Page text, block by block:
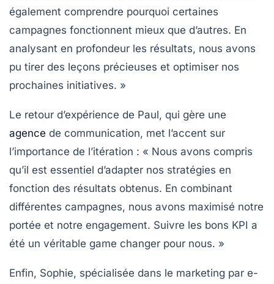
également comprendre pourquoi certaines
campagnes fonctionnent mieux que d’autres. En
analysant en profondeur les résultats, nous avons
pu tirer des leçons précieuses et optimiser nos
prochaines initiatives. »
Le retour d’expérience de Paul, qui gère une
agence de communication, met l’accent sur
l’importance de l’itération : « Nous avons compris
qu’il est essentiel d’adapter nos stratégies en
fonction des résultats obtenus. En combinant
différentes campagnes, nous avons maximisé notre
portée et notre engagement. Suivre les bons KPI a
été un véritable game changer pour nous. »
Enfin, Sophie, spécialisée dans le marketing par e-